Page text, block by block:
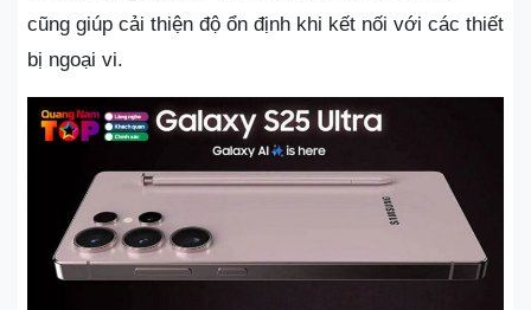
cũng giúp cải thiện độ ổn định khi kết nối với các thiết
bị ngoại vi.